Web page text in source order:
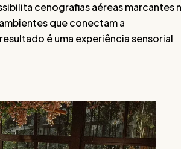
cenografias aéreas marcantes
que conectam a
é uma experiência sensorial